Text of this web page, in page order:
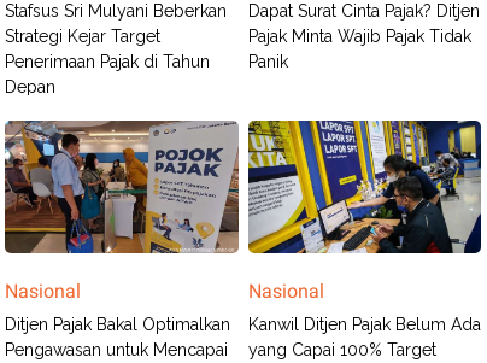
Stafsus Sri Mulyani Beberkan
Strategi Kejar Target
Penerimaan Pajak di Tahun
Depan
Dapat Surat Cinta Pajak? Ditjen
Pajak Minta Wajib Pajak Tidak
Panik
Nasional
Ditjen Pajak Bakal Optimalkan
Pengawasan untuk Mencapai
Nasional
Kanwil Ditjen Pajak Belum Ada
yang Capai 100% Target